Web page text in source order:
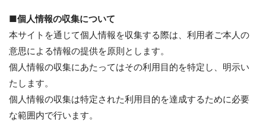
■個人情報の収集について
本サイトを通じて個人情報を収集する際は、利用者ご本人の
意思による情報の提供を原則とします。
個人情報の収集にあたってはその利用目的を特定し、明示い
たします。
個人情報の収集は特定された利用目的を達成するために必要
な範囲内で行います。